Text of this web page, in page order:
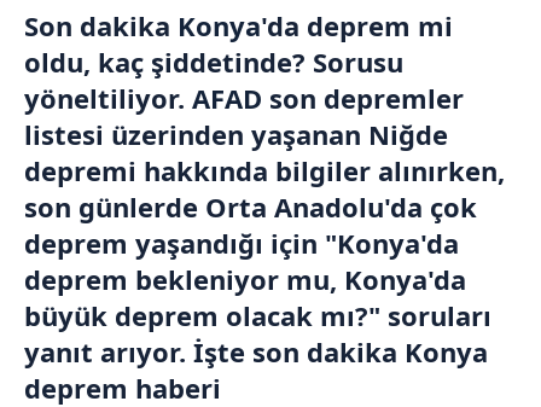
Son dakika Konya'da deprem mi
oldu, kaç şiddetinde? Sorusu
yöneltiliyor. AFAD son depremler
listesi üzerinden yaşanan Niğde
depremi hakkında bilgiler alınırken,
son günlerde Orta Anadolu'da çok
deprem yaşandığı için "Konya'da
deprem bekleniyor mu, Konya'da
büyük deprem olacak mı?" soruları
yanıt arıyor. İşte son dakika Konya
deprem haberi